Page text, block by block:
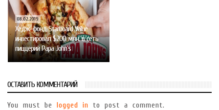
08.02.2019
Хедж-фонд Starboard Value
инвестировал $200 млн. в сеть
пиццерий Papa John’s
ОСТАВИТЬ КОММЕНТАРИЙ
You must be logged in to post a comment.